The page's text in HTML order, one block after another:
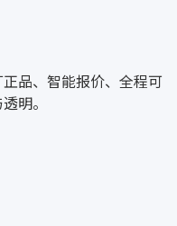
品、智能报价、全程可
明。